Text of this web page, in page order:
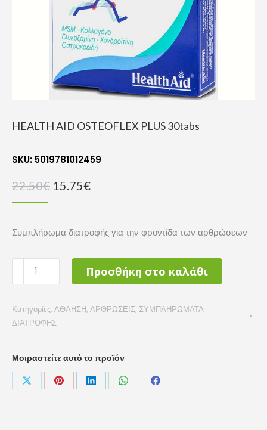
HEALTH AID OSTEOFLEX PLUS 30tabs
22.50€ Original
22.50€.
15.75€Η
είναι:
15.75€.
Συμπλήρωμα διατροφής για την φροντίδα των αρθρώσεων
SKU: 5019781012459
HEALTH
AID
PLUS
30tabs
Προσθήκη στο καλάθι
Κατηγορίες: ΑΘΛΗΣΗ, ΑΡΘΡΩΣΕΙΣ, ΣΥΜΠΛΗΡΩΜΑΤΑ
ΔΙΑΤΡΟΦΗΣ
Μοιραστείτε αυτό το προϊόν
Share Share Share Share Share